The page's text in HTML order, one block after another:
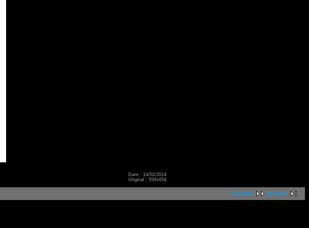
Date : 14/02/2014
Original : 558x654
suivante dernière